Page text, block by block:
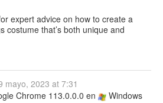
expert advice on how to create a
costume that’s both unique and
mayo, 2023 at 7:31
Chrome 113.0.0.0 en
Windows